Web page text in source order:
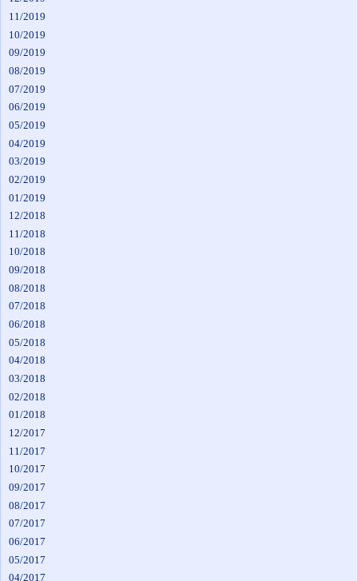
11/2019
10/2019
09/2019
08/2019
07/2019
06/2019
05/2019
04/2019
03/2019
02/2019
01/2019
12/2018
11/2018
10/2018
09/2018
08/2018
07/2018
06/2018
05/2018
04/2018
03/2018
02/2018
01/2018
12/2017
11/2017
10/2017
09/2017
08/2017
07/2017
06/2017
05/2017
04/2017